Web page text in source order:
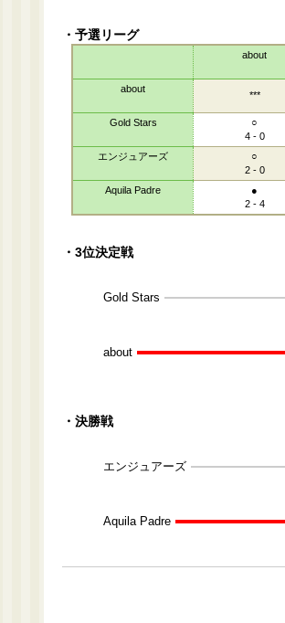
・予選リーグ
about
about
***
Gold Stars
○
4 - 0
エンジュアーズ
○
2 - 0
Aquila Padre
●
2 - 4
・3位決定戦
Gold Stars
about
・決勝戦
エンジュアーズ
Aquila Padre